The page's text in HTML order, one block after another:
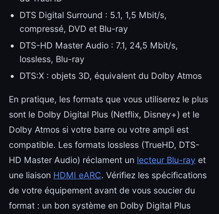
DTS Digital Surround : 5.1, 1,5 Mbit/s,
compressé, DVD et Blu-ray
DTS-HD Master Audio : 7.1, 24,5 Mbit/s,
lossless, Blu-ray
DTS:X : objets 3D, équivalent du Dolby Atmos
En pratique, les formats que vous utiliserez le plus
sont le Dolby Digital Plus (Netflix, Disney+) et le
Dolby Atmos si votre barre ou votre ampli est
compatible. Les formats lossless (TrueHD, DTS-
HD Master Audio) réclament un lecteur Blu-ray et
une liaison HDMI eARC. Vérifiez les spécifications
de votre équipement avant de vous soucier du
format : un bon système en Dolby Digital Plus